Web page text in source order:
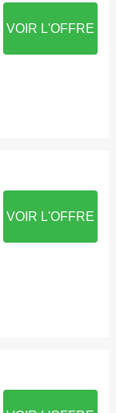
VOIR L'OFFRE
VOIR L'OFFRE